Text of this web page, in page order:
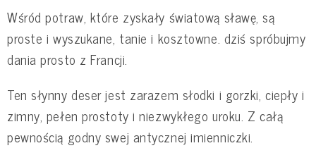
Wśród potraw, które zyskały światową sławę, są
proste i wyszukane, tanie i kosztowne. dziś spróbujmy
dania prosto z Francji.
Ten słynny deser jest zarazem słodki i gorzki, ciepły i
zimny, pełen prostoty i niezwykłego uroku. Z całą
pewnością godny swej antycznej imienniczki.